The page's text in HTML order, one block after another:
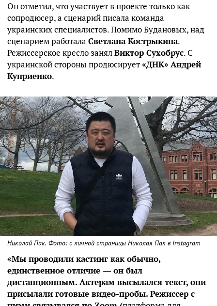
Он отметил, что участвует в проекте только как
сопродюсер, а сценарий писала команда
украинских специалистов. Помимо Будановых, над
сценарием работала Светлана Кострыкина.
Режиссерское кресло занялВиктор Сухобрус. С
украинской стороны продюсирует«ДНК» Андрей
Куприенко.
Николай Пак. Фото: с личной страницы Николая Пак в Instagram
«Мы проводили кастинг как обычно,
единственное отличие ― он был
дистанционным. Актерам высылался текст, они
присылали готовые видео-пробы. Режиссер с